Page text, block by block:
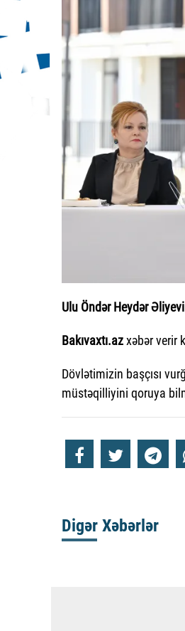
Ulu Öndər Heydər
Bakıvaxtı.azxəbər verir
Dövlətimizin başçısı
müstəqilliyini qoruya
Digər Xəbərlər